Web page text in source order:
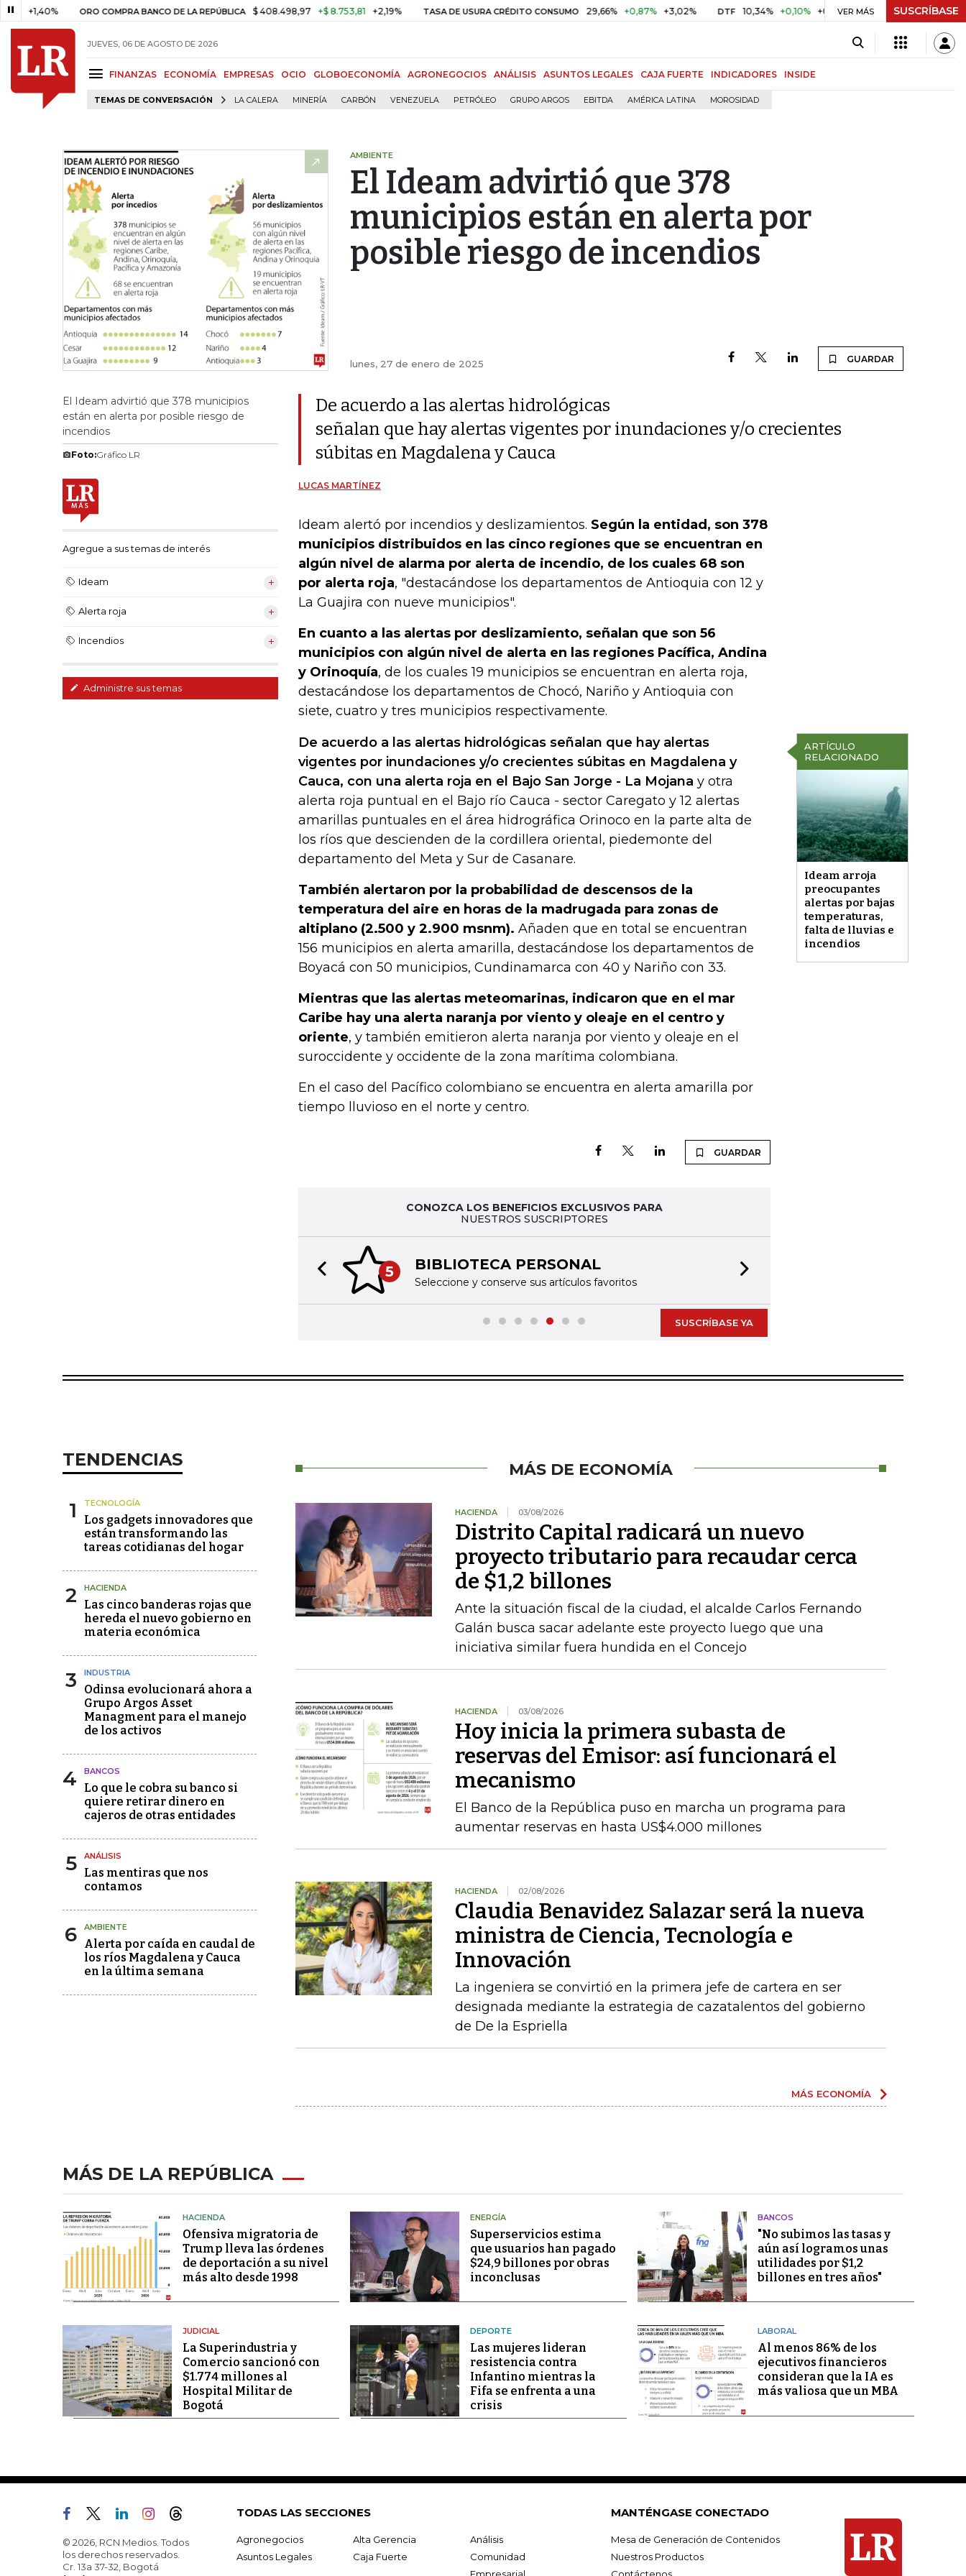
ORO COMPRA BANCO DE LA REPÚBLICA $ 408.498,97 +$ 8.753,81 +2,19% TASA DE USURA CRÉDITO CONSUMO 29,66% +0,87% +3,02% DTF 10,34% +0,10% +0,98% UVR $ 416,91 +$ 0,05
VER MÁS SUSCRÍBASE
JUEVES, 06 DE AGOSTO DE 2026
FINANZAS ECONOMÍA EMPRESAS OCIO GLOBOECONOMÍA AGRONEGOCIOS ANÁLISIS ASUNTOS LEGALES CAJA FUERTE INDICADORES INSIDE
TEMAS DE CONVERSACIÓN LA CALERA MINERÍA CARBÓN VENEZUELA PETRÓLEO GRUPO ARGOS EBITDA AMÉRICA LATINA MOROSIDAD
AMBIENTE
El Ideam advirtió que 378
municipios están en alerta por
posible riesgo de incendios
lunes, 27 de enero de 2025 GUARDAR
El Ideam advirtió que 378 municipios
están en alerta por posible riesgo de
incendios
Foto:Gráfico LR
Agregue a sus temas de interés
Ideam
Alerta roja
Incendios
Administre sus temas
De acuerdo a las alertas hidrológicas
señalan que hay alertas vigentes por inundaciones y/o crecientes
súbitas en Magdalena y Cauca
LUCAS MARTÍNEZ
Ideam alertó por incendios y deslizamientos. Según la entidad, son 378
municipios distribuidos en las cinco regiones que se encuentran en
algún nivel de alarma por alerta de incendio, de los cuales 68 son
por alerta roja, "destacándose los departamentos de Antioquia con 12 y
La Guajira con nueve municipios".
En cuanto a las alertas por deslizamiento, señalan que son 56
municipios con algún nivel de alerta en las regiones Pacífica, Andina
y Orinoquía, de los cuales 19 municipios se encuentran en alerta roja,
destacándose los departamentos de Chocó, Nariño y Antioquia con
siete, cuatro y tres municipios respectivamente.
ARTÍCULO
RELACIONADO
Ideam arroja
preocupantes
alertas por bajas
temperaturas,
falta de lluvias e
incendios
De acuerdo a las alertas hidrológicas señalan que hay alertas
vigentes por inundaciones y/o crecientes súbitas en Magdalena y
Cauca, con una alerta roja en el Bajo San Jorge - La Mojana y otra
alerta roja puntual en el Bajo río Cauca - sector Caregato y 12 alertas
amarillas puntuales en el área hidrográfica Orinoco en la parte alta de
los ríos que descienden de la cordillera oriental, piedemonte del
departamento del Meta y Sur de Casanare.
También alertaron por la probabilidad de descensos de la
temperatura del aire en horas de la madrugada para zonas de
altiplano (2.500 y 2.900 msnm). Añaden que en total se encuentran
156 municipios en alerta amarilla, destacándose los departamentos de
Boyacá con 50 municipios, Cundinamarca con 40 y Nariño con 33.
Mientras que las alertas meteomarinas, indicaron que en el mar
Caribe hay una alerta naranja por viento y oleaje en el centro y
oriente, y también emitieron alerta naranja por viento y oleaje en el
suroccidente y occidente de la zona marítima colombiana.
En el caso del Pacífico colombiano se encuentra en alerta amarilla por
tiempo lluvioso en el norte y centro.
GUARDAR
CONOZCA LOS BENEFICIOS EXCLUSIVOS PARA
NUESTROS SUSCRIPTORES
5 BIBLIOTECA PERSONAL
Seleccione y conserve sus artículos favoritos
Previous slide
SUSCRÍBASE YA
TENDENCIAS
1 TECNOLOGÍA
Los gadgets innovadores que
están transformando las
tareas cotidianas del hogar
2 HACIENDA
Las cinco banderas rojas que
hereda el nuevo gobierno en
materia económica
3 INDUSTRIA
Odinsa evolucionará ahora a
Grupo Argos Asset
Managment para el manejo
de los activos
4 BANCOS
Lo que le cobra su banco si
quiere retirar dinero en
cajeros de otras entidades
5 ANÁLISIS
Las mentiras que nos
contamos
6 AMBIENTE
Alerta por caída en caudal de
los ríos Magdalena y Cauca
en la última semana
MÁS DE ECONOMÍA
HACIENDA 03/08/2026
Distrito Capital radicará un nuevo
proyecto tributario para recaudar cerca
de $1,2 billones
Ante la situación fiscal de la ciudad, el alcalde Carlos Fernando
Galán busca sacar adelante este proyecto luego que una
iniciativa similar fuera hundida en el Concejo
HACIENDA 03/08/2026
Hoy inicia la primera subasta de
reservas del Emisor: así funcionará el
mecanismo
El Banco de la República puso en marcha un programa para
aumentar reservas en hasta US$4.000 millones
HACIENDA 02/08/2026
Claudia Benavidez Salazar será la nueva
ministra de Ciencia, Tecnología e
Innovación
La ingeniera se convirtió en la primera jefe de cartera en ser
designada mediante la estrategia de cazatalentos del gobierno
de De la Espriella
MÁS ECONOMÍA
MÁS DE LA REPÚBLICA
HACIENDA
Ofensiva migratoria de
Trump lleva las órdenes
de deportación a su nivel
más alto desde 1998
ENERGÍA
Superservicios estima
que usuarios han pagado
$24,9 billones por obras
inconclusas
BANCOS
"No subimos las tasas y
aún así logramos unas
utilidades por $1,2
billones en tres años"
JUDICIAL
La Superindustria y
Comercio sancionó con
$1.774 millones al
Hospital Militar de
Bogotá
DEPORTE
Las mujeres lideran
resistencia contra
Infantino mientras la
Fifa se enfrenta a una
crisis
LABORAL
Al menos 86% de los
ejecutivos financieros
consideran que la IA es
más valiosa que un MBA
© 2026, RCN Medios. Todos
los derechos reservados.
Cr. 13a 37-32, Bogotá
TODAS LAS SECCIONES
Agronegocios Alta Gerencia
Análisis
Asuntos Legales
Caja Fuerte
Comunidad
MANTÉNGASE CONECTADO
Mesa de Generación de Contenidos
Nuestros Productos